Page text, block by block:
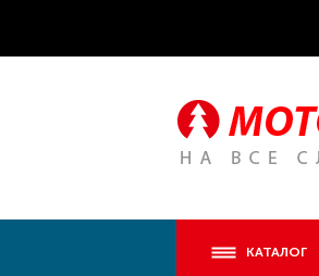
КАТАЛОГ